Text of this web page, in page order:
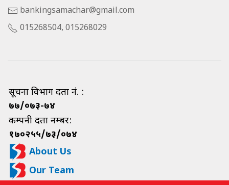
bankingsamachar@gmail.com
015268504, 015268029
सूचना विभाग दर्ता नं. :
७७/०७३-७४
कम्पनी दर्ता नम्बर:
१७०२५५/७३/०७४
About Us
Our Team